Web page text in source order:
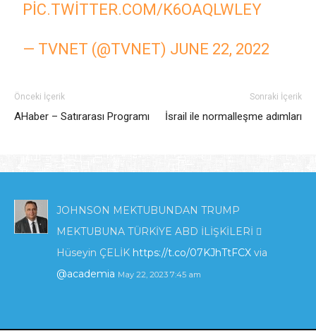
PIC.TWITTER.COM/K6OAQLWLEY
— TVNET (@TVNET) JUNE 22, 2022
Önceki İçerik
AHaber – Satırarası Programı
Sonraki İçerik
İsrail ile normalleşme adımları
JOHNSON MEKTUBUNDAN TRUMP
MEKTUBUNA TÜRKİYE ABD İLİŞKİLERİ 
Hüseyin ÇELİK https://t.co/07KJhTtFCX via
@academia